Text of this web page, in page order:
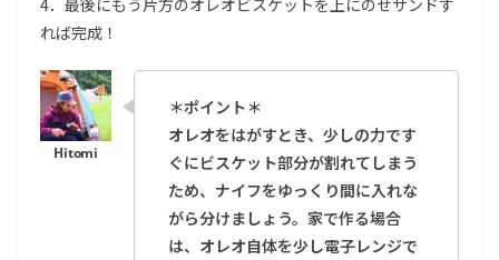
れば完成！
＊ポイント＊
オレオをはがすとき、少しの力です
ぐにビスケット部分が割れてしまう
ため、ナイフをゆっくり間に入れな
がら分けましょう。家で作る場合
は、オレオ自体を少し電子レンジで